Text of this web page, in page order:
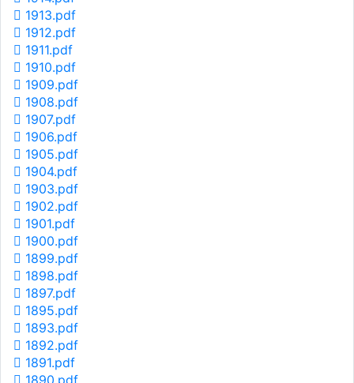
1913.pdf
1912.pdf
1911.pdf
1910.pdf
1909.pdf
1908.pdf
1907.pdf
1906.pdf
1905.pdf
1904.pdf
1903.pdf
1902.pdf
1901.pdf
1900.pdf
1899.pdf
1898.pdf
1897.pdf
1895.pdf
1893.pdf
1892.pdf
1891.pdf
1890.pdf